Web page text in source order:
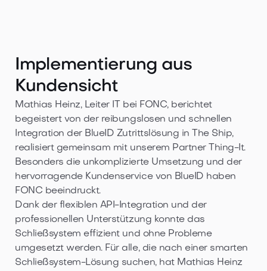
Implementierung aus
Kundensicht
Mathias Heinz, Leiter IT bei FONC, berichtet
begeistert von der reibungslosen und schnellen
Integration der BlueID Zutrittslösung in The Ship,
realisiert gemeinsam mit unserem Partner Thing-It.
Besonders die unkomplizierte Umsetzung und der
hervorragende Kundenservice von BlueID haben
FONC beeindruckt.
Dank der flexiblen API-Integration und der
professionellen Unterstützung konnte das
Schließsystem effizient und ohne Probleme
umgesetzt werden. Für alle, die nach einer smarten
Schließsystem-Lösung suchen, hat Mathias Heinz